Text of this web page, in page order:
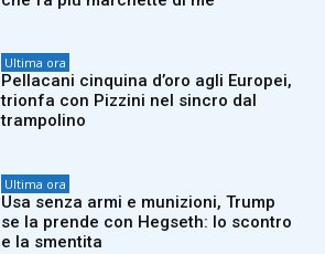
Ultima ora
Pellacani cinquina d’oro agli Europei,
trionfa con Pizzini nel sincro dal
trampolino
Ultima ora
Usa senza armi e munizioni, Trump
se la prende con Hegseth: lo scontro
e la smentita